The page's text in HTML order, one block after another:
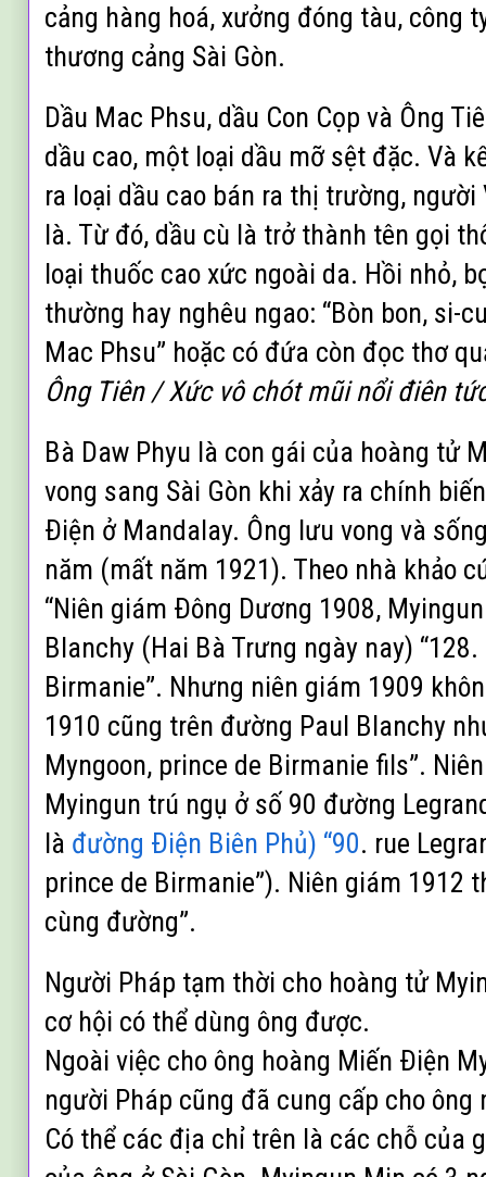
cảng hàng hoá, xưởng đóng tàu, công
thương cảng Sài Gòn.
Dầu Mac Phsu, dầu Con Cọp và Ông
dầu cao, một loại dầu mỡ sệt đặc. Và
ra loại dầu cao bán ra thị trường,
là. Từ đó, dầu cù là trở thành tên gọi
loại thuốc cao xức ngoài da. Hồi nhỏ,
thường hay nghêu ngao: “Bòn bon, si-
Mac Phsu” hoặc có đứa còn đọc thơ
Ông Tiên / Xức vô chót mũi nổi điên
Bà Daw Phyu là con gái của hoàng tử
vong sang Sài Gòn khi xảy ra chính
Ðiện ở Mandalay. Ông lưu vong và
năm (mất năm 1921). Theo nhà khảo
“Niên giám Ðông Dương 1908,
Blanchy (Hai Bà Trưng ngày nay)
Birmanie”. Nhưng niên giám 1909
1910 cũng trên đường Paul Blanchy
Myngoon, prince de Birmanie fils”.
Myingun trú ngụ ở số 90 đường
là đường Ðiện Biên Phủ) “90. rue
prince de Birmanie”). Niên giám 1912
cùng đường”.
Người Pháp tạm thời cho hoàng tử
cơ hội có thể dùng ông được.
Ngoài việc cho ông hoàng Miến Ðiện
người Pháp cũng đã cung cấp cho
Có thể các địa chỉ trên là các chỗ của